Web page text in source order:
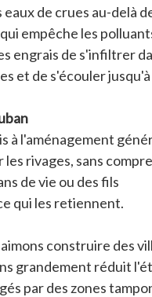
de crues au-delà
empêche les
engrais de s'infiltrer
et de s'écouler jusqu'à
à l'aménagement
rivages, sans
de vie ou des fils
qui les retiennent.
construire des
grandement réduit
par des zones